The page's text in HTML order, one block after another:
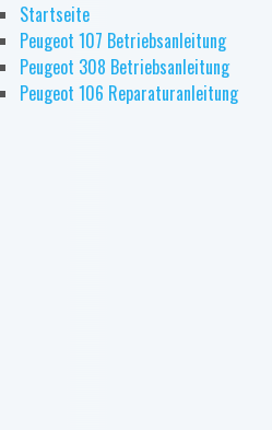
Startseite
Peugeot 107 Betriebsanleitung
Peugeot 308 Betriebsanleitung
Peugeot 106 Reparaturanleitung